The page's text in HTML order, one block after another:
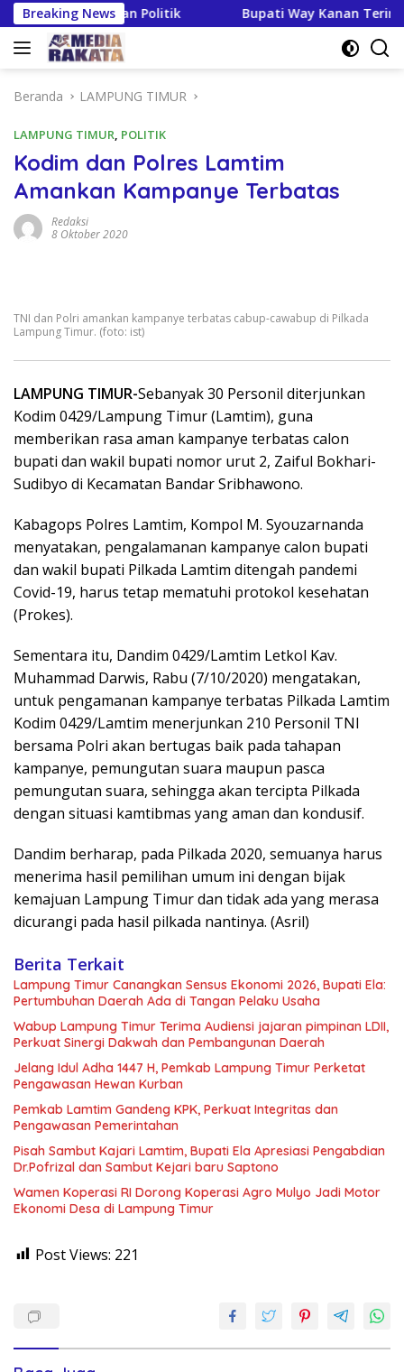
Langsung
ke
konten
Breaking News
Pendidikan Politik Bupati Way Kanan Terima
Beranda LAMPUNG TIMUR
LAMPUNG TIMUR, POLITIK
Kodim dan Polres Lamtim
Amankan Kampanye Terbatas
Redaksi
8 Oktober 2020
TNI dan Polri amankan kampanye terbatas cabup-cawabup di Pilkada
Lampung Timur. (foto: ist)
LAMPUNG TIMUR-Sebanyak 30 Personil diterjunkan
Kodim 0429/Lampung Timur (Lamtim), guna
memberikan rasa aman kampanye terbatas calon
bupati dan wakil bupati nomor urut 2, Zaiful Bokhari-
Sudibyo di Kecamatan Bandar Sribhawono.
Kabagops Polres Lamtim, Kompol M. Syouzarnanda
menyatakan, pengalamanan kampanye calon bupati
dan wakil bupati Pilkada Lamtim ditengah pandemi
Covid-19, harus tetap mematuhi protokol kesehatan
(Prokes).
Sementara itu, Dandim 0429/Lamtim Letkol Kav.
Muhammad Darwis, Rabu (7/10/2020) mengatakan,
untuk pengamanan kampanye terbatas Pilkada Lamtim
Kodim 0429/Lamtim menerjunkan 210 Personil TNI
bersama Polri akan bertugas baik pada tahapan
kampanye, pemungutan suara maupun pasca
pemungutan suara, sehingga akan tercipta Pilkada
dengan situasi kamtibmas yang aman dan kondusif.
Dandim berharap, pada Pilkada 2020, semuanya harus
menerima hasil pemilihan umum ini dengan bijak
kemajuan Lampung Timur dan tidak ada yang merasa
dicurangi pada hasil pilkada nantinya. (Asril)
Berita Terkait
Lampung Timur Canangkan Sensus Ekonomi 2026, Bupati Ela:
Pertumbuhan Daerah Ada di Tangan Pelaku Usaha
Wabup Lampung Timur Terima Audiensi jajaran pimpinan LDII,
Perkuat Sinergi Dakwah dan Pembangunan Daerah
Jelang Idul Adha 1447 H, Pemkab Lampung Timur Perketat
Pengawasan Hewan Kurban
Pemkab Lamtim Gandeng KPK, Perkuat Integritas dan
Pengawasan Pemerintahan
Pisah Sambut Kajari Lamtim, Bupati Ela Apresiasi Pengabdian
Dr.Pofrizal dan Sambut Kejari baru Saptono
Wamen Koperasi RI Dorong Koperasi Agro Mulyo Jadi Motor
Ekonomi Desa di Lampung Timur
Post Views: 221